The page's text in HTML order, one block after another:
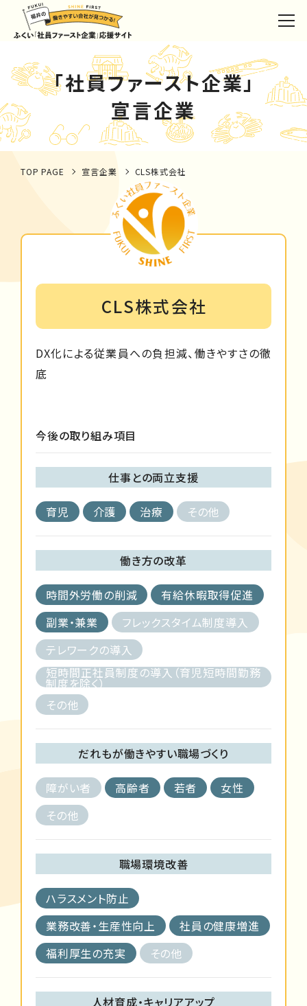
「社員ファースト企業」
宣言企業
TOP PAGE 宣言企業 CLS株式会社
CLS株式会社
DX化による従業員への負担減、働きやすさの徹
底
今後の取り組み項目
仕事との両立支援
育児 介護 治療 その他
働き方の改革
時間外労働の削減
有給休暇取得促進
副業・兼業
フレックスタイム制度導入
テレワークの導入
短時間正社員制度の導入（育児短時間勤務
制度を除く）
その他
だれもが働きやすい職場づくり
障がい者 高齢者 若者
女性
その他
職場環境改善
ハラスメント防止
業務改善・生産性向上
社員の健康増進
福利厚生の充実
その他
人材育成・キャリアアップ